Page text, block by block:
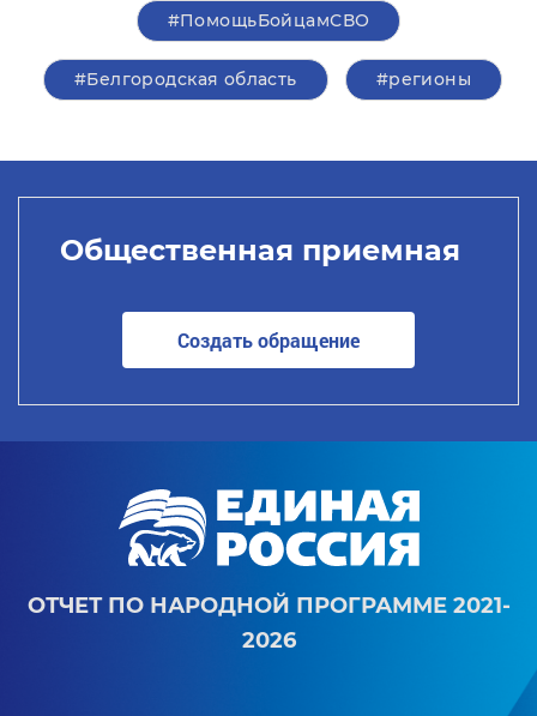
#ПомощьБойцамСВО
#Белгородская область #регионы
Общественная приемная
Создать обращение
ОТЧЕТ ПО НАРОДНОЙ ПРОГРАММЕ 2021-
2026